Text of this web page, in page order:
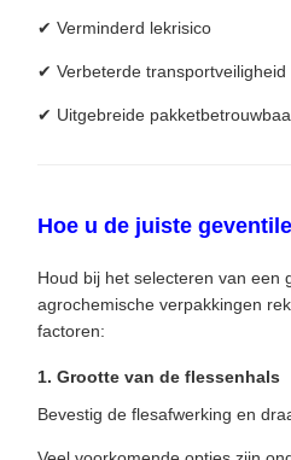
✔ Verminderd lekrisico
✔ Verbeterde transportveiligheid
✔ Uitgebreide
Hoe u de juiste
Houd bij het selecteren van een
agrochemische verpakkingen
factoren:
1. Grootte van de flessenhals
Bevestig de flesafwerking en